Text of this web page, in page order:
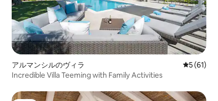
アルマンシルのヴィラ レビュー
5 (61)
Incredible Villa Teeming with Family Activities